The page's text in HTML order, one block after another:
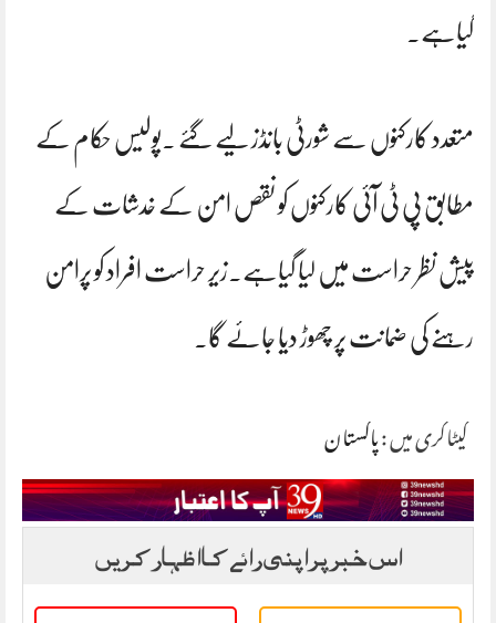
گیاہے۔
متعدد کارکنوں سے شورٹی بانڈز لیے گئے ۔پولیس حکام کے
مطابق پی ٹی آئی کارکنوں کو نقص امن کے خدشات کے
پیش نظر حراست میں لیا گیاہے۔زیر حراست افراد کو پرامن
رہنے کی ضمانت پر چھوڑ دیا جائے گا۔
کیٹاگری میں :پاکستان
اس خبر پر اپنی رائے کا اظہار کریں